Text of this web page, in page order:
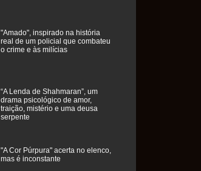
"Amado", inspirado na história
real de um policial que combateu
o crime e às milícias
“A Lenda de Shahmaran”, um
drama psicológico de amor,
traição, mistério e uma deusa
serpente
"A Cor Púrpura" acerta no elenco,
mas é inconstante